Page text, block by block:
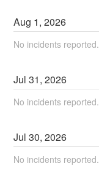
Aug 1,2026
No incidents reported.
Jul31,2026
No incidents reported.
Jul30,2026
No incidents reported.